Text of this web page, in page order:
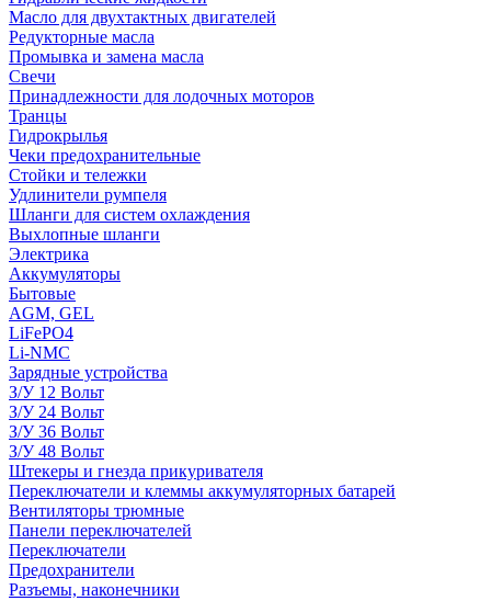
Масло для двухтактных двигателей
Редукторные масла
Промывка и замена масла
Свечи
Принадлежности для лодочных моторов
Транцы
Гидрокрылья
Чеки предохранительные
Стойки и тележки
Удлинители румпеля
Шланги для систем охлаждения
Выхлопные шланги
Электрика
Аккумуляторы
Бытовые
AGM, GEL
LiFePO4
Li-NMC
Зарядные устройства
З/У 12 Вольт
З/У 24 Вольт
З/У 36 Вольт
З/У 48 Вольт
Штекеры и гнезда прикуривателя
Переключатели и клеммы аккумуляторных батарей
Вентиляторы трюмные
Панели переключателей
Переключатели
Предохранители
Разъемы, наконечники